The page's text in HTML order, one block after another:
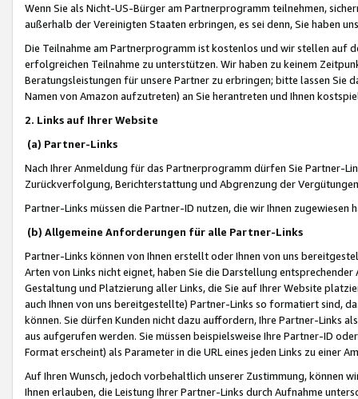
Wenn Sie als Nicht-US-Bürger am Partnerprogramm teilnehmen,
außerhalb der Vereinigten Staaten erbringen, es sei denn, Sie haben
Die Teilnahme am Partnerprogramm ist kostenlos und wir stellen auf
erfolgreichen Teilnahme zu unterstützen. Wir haben zu keinem
Beratungsleistungen für unsere Partner zu erbringen; bitte lassen Sie
Namen von Amazon aufzutreten) an Sie herantreten und Ihnen
2. Links auf Ihrer Website
(a) Partner-Links
Nach Ihrer Anmeldung für das Partnerprogramm dürfen Sie Partner-
Zurückverfolgung, Berichterstattung und Abgrenzung der
Partner-Links müssen die Partner-ID nutzen, die wir Ihnen zugewiesen
(b) Allgemeine Anforderungen für alle Partner-Links
Partner-Links können von Ihnen erstellt oder Ihnen von uns
Arten von Links nicht eignet, haben Sie die Darstellung
Gestaltung und Platzierung aller Links, die Sie auf Ihrer Website
auch Ihnen von uns bereitgestellte) Partner-Links so formatiert sind,
können. Sie dürfen Kunden nicht dazu auffordern, Ihre Partner-Links
aus aufgerufen werden. Sie müssen beispielsweise Ihre Partner-ID
Format erscheint) als Parameter in die URL eines jeden Links zu einer
Auf Ihren Wunsch, jedoch vorbehaltlich unserer Zustimmung, können
Ihnen erlauben, die Leistung Ihrer Partner-Links durch Aufnahme